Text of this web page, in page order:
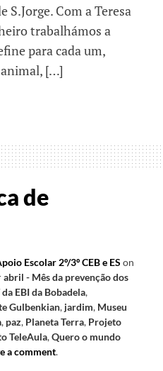
S.Jorge. Com a Teresa
trabalhámos a
para cada um,
animal, […]
de
Escolar 2º/3º CEB e ES on
abril - Mês da prevenção dos
da EBI da Bobadela,
Gulbenkian, jardim, Museu
, paz, Planeta Terra, Projeto
TeleAula,Quero o mundo
a comment.